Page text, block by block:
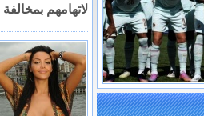
لاتهامهم